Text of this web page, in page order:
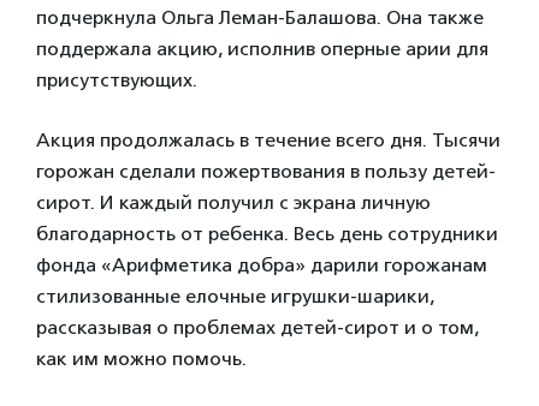
подчеркнула Ольга Леман-Балашова. Она также
поддержала акцию, исполнив оперные арии для
присутствующих.
Акция продолжалась в течение всего дня. Тысячи
горожан сделали пожертвования в пользу детей-
сирот. И каждый получил с экрана личную
благодарность от ребенка. Весь день сотрудники
фонда «Арифметика добра» дарили горожанам
стилизованные елочные игрушки-шарики,
рассказывая о проблемах детей-сирот и о том,
как им можно помочь.